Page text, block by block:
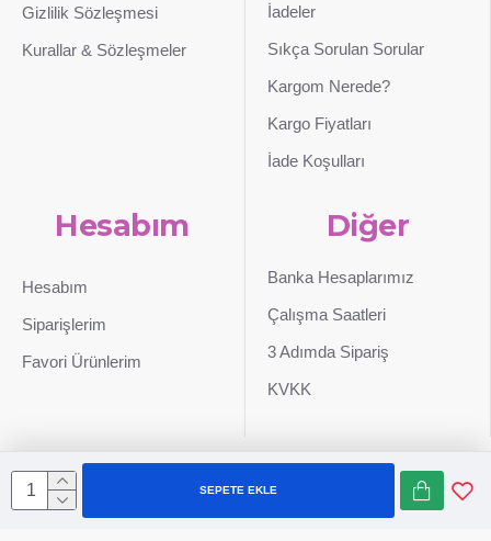
SEPETE EKLE
Gizlilik Sözleşmesi
Kurallar & Sözleşmeler
İadeler
Sıkça Sorulan Sorular
Kargom Nerede?
Kargo Fiyatları
İade Koşulları
Hesabım
Hesabım
Siparişlerim
Favori Ürünlerim
Diğer
Banka Hesaplarımız
Çalışma Saatleri
3 Adımda Sipariş
KVKK
Sepetim 0507 724 65 90 Whatsapp